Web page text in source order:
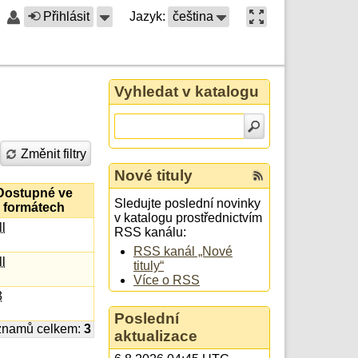
Přihlásit Jazyk: čeština
Změnit filtry
ve
formátech
celkem: 3
Vyhledat v katalogu
Nové tituly
Sledujte poslední novinky
v katalogu prostřednictvím
RSS kanálu:
RSS kanál „Nové
tituly“
Více o RSS
Poslední
aktualizace